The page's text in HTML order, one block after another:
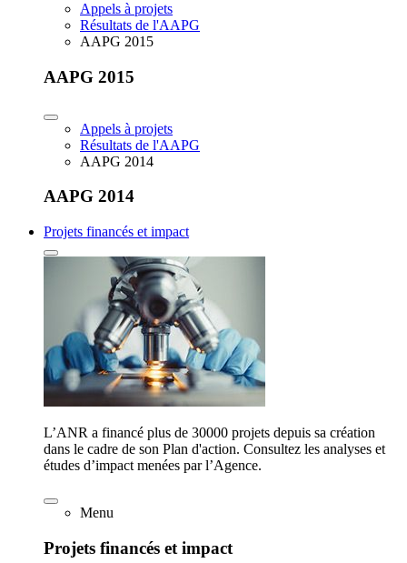
Appels à projets
Résultats de l'AAPG
AAPG 2015
AAPG 2015
Appels à projets
Résultats de l'AAPG
AAPG 2014
AAPG 2014
Projets financés et impact
L’ANR a financé plus de 30000 projets depuis sa création
dans le cadre de son Plan d'action. Consultez les analyses et
études d’impact menées par l’Agence.
Menu
Projets financés et impact